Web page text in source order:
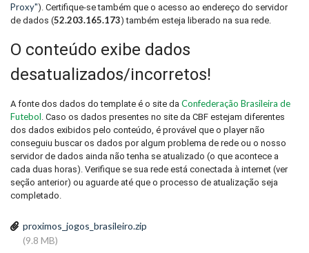
Proxy"). Certifique-se também que o acesso ao endereço do servidor
de dados (52.203.165.173) também esteja liberado na sua rede.
O conteúdo exibe dados
desatualizados/incorretos!
A fonte dos dados do template é o site da Confederação Brasileira de
Futebol . Caso os dados presentes no site da CBF estejam diferentes
dos dados exibidos pelo conteúdo, é provável que o player não
conseguiu buscar os dados por algum problema de rede ou o nosso
servidor de dados ainda não tenha se atualizado (o que acontece a
cada duas horas). Verifique se sua rede está conectada à internet (ver
seção anterior) ou aguarde até que o processo de atualização seja
completado.
proximos_jogos_brasileiro.zip
(9.8 MB)